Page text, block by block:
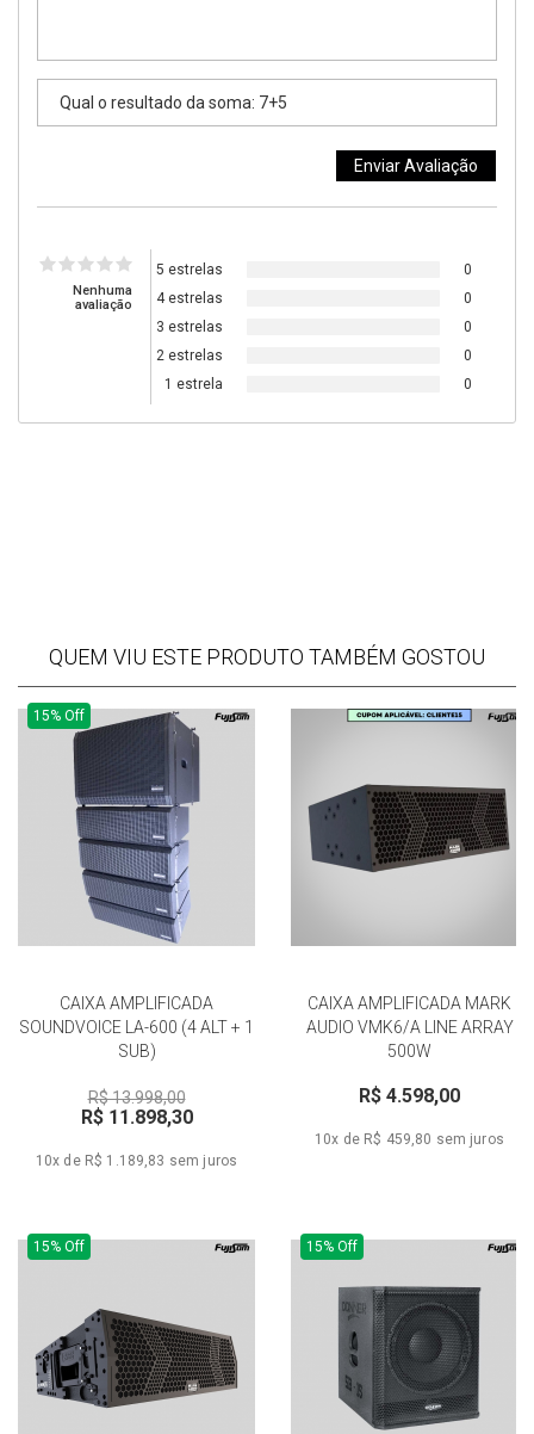
Nenhuma
avaliação
5 estrelas
0
4 estrelas
0
3 estrelas
0
2 estrelas
0
1 estrela
0
QUEM VIU ESTE PRODUTO TAMBÉM GOSTOU
15% Off
CAIXA AMPLIFICADA
SOUNDVOICE LA-600 (4 ALT + 1
SUB)
R$ 13.998,00
R$ 11.898,30
10x de R$ 1.189,83 sem juros
CAIXA AMPLIFICADA MARK
AUDIO VMK6/A LINE ARRAY
500W
R$ 4.598,00
10x de R$ 459,80 sem juros
15% Off 15% Off